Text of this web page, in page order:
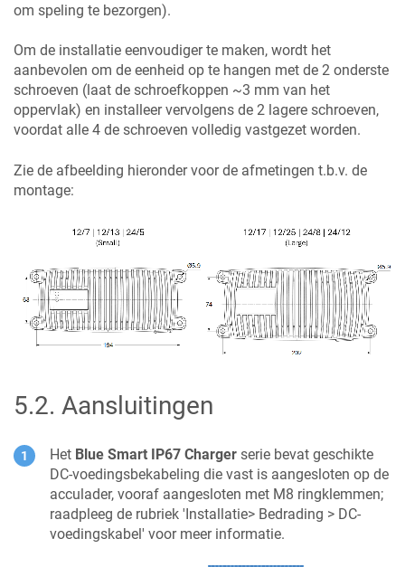
om speling te bezorgen).
Om de installatie eenvoudiger te maken, wordt het
aanbevolen om de eenheid op te hangen met de 2 onderste
schroeven (laat de schroefkoppen ~3 mm van het
oppervlak) en installeer vervolgens de 2 lagere schroeven,
voordat alle 4 de schroeven volledig vastgezet worden.
Zie de afbeelding hieronder voor de afmetingen t.b.v. de
montage:
5.2. Aansluitingen
Het Blue Smart IP67 Charger serie bevat geschikte
DC-voedingsbekabeling die vast is aangesloten op de
acculader, vooraf aangesloten met M8 ringklemmen;
raadpleeg de rubriek 'Installatie> Bedrading > DC-
voedingskabel' voor meer informatie.